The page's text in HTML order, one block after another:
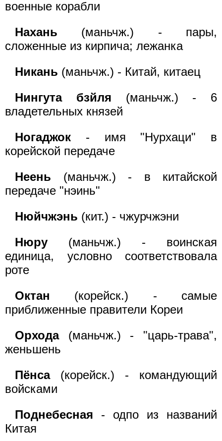
военные корабли
Нахань (маньчж.) - пары,
сложенные из кирпича; лежанка
Никань (маньчж.) - Китай, китаец
Нингута бзйля (маньчж.) - 6
владетельных князей
Ногаджок - имя "Нурхаци" в
корейской передаче
Неень (маньчж.) - в китайской
передаче "нэинь"
Нюйчжэнь (кит.) - чжурчжэни
Нюру (маньчж.) - воинская
единица, условно соответствовала
роте
Октан (корейск.) - самые
приближенные правители Кореи
Орхода(маньчж.) - "царь-трава",
женьшень
Пёнса(корейск.) - командующий
войсками
Поднебесная - одпо из названий
Китая